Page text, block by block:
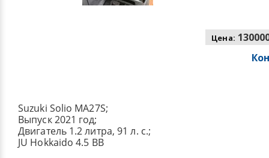
Цена:
Suzuki Solio MA27S;
Выпуск 2021 год;
Двигатель 1.2 литра, 91 л. с.;
JU Hokkaido 4.5 BB